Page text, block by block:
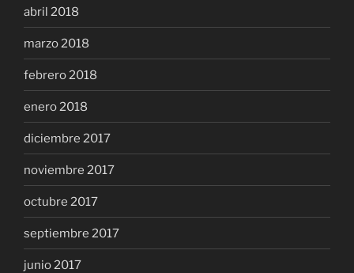
abril 2018
marzo 2018
febrero 2018
enero 2018
diciembre 2017
noviembre 2017
octubre 2017
septiembre 2017
junio 2017